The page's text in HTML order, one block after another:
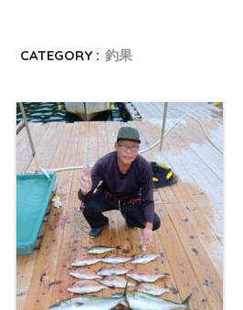
CATEGORY : 釣果